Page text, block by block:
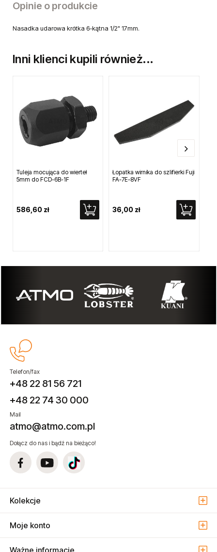
Opinie o produkcie
Nasadka udarowa krótka 6-kątna 1/2" 17mm.
Inni klienci kupili również...
Tuleja mocująca do wierteł
5mm do FCD-6B-1F
586,60 zł
Łopatka wirnika do szlifierki Fuji
FA-7E-8VF
36,00 zł
Telefon/fax
+48 22 81 56 721
+48 22 74 30 000
Mail
atmo@atmo.com.pl
Dołącz do nas i bądź na bieżąco!
Kolekcje
Moje konto